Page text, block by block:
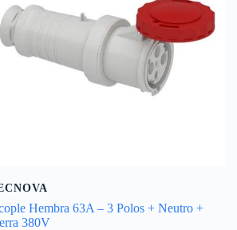
Hembra 63A – 3 Polos + Neutro +
380V